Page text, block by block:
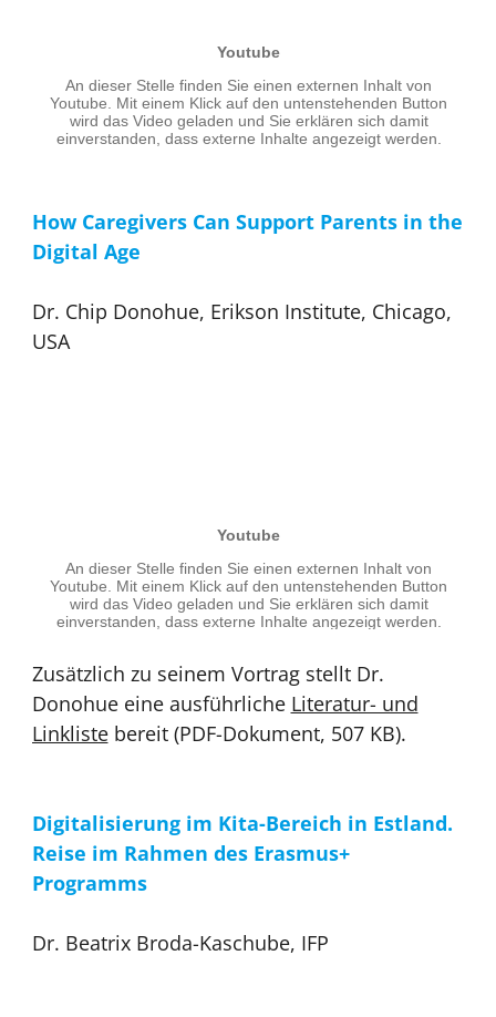
How Caregivers Can Support Parents in the
Digital Age
Dr. Chip Donohue, Erikson Institute, Chicago,
USA
Zusätzlich zu seinem Vortrag stellt Dr.
Donohue eine ausführliche Literatur- und
Linkliste bereit (PDF-Dokument, 507 KB).
Digitalisierung im Kita-Bereich in Estland.
Reise im Rahmen des Erasmus+
Programms
Dr. Beatrix Broda-Kaschube, IFP